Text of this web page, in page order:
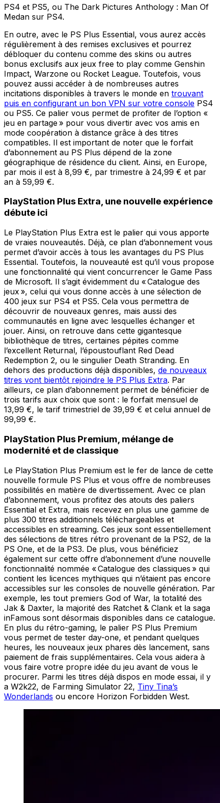
PS4 et PS5, ou The Dark Pictures Anthology : Man Of
Medan sur PS4.
En outre, avec le PS Plus Essential, vous aurez accès
régulièrement à des remises exclusives et pourrez
débloquer du contenu comme des skins ou autres
bonus exclusifs aux jeux free to play comme Genshin
Impact, Warzone ou Rocket League. Toutefois, vous
pouvez aussi accéder à de nombreuses autres
incitations disponibles à travers le monde en trouvant
puis en configurant un bon VPN sur votre console PS4
ou PS5. Ce palier vous permet de profiter de l’option «
jeu en partage » pour vous divertir avec vos amis en
mode coopération à distance grâce à des titres
compatibles. Il est important de noter que le forfait
d’abonnement au PS Plus dépend de la zone
géographique de résidence du client. Ainsi, en Europe,
par mois il est à 8,99 €, par trimestre à 24,99 € et par
an à 59,99 €.
PlayStation Plus Extra, une nouvelle expérience
débute ici
Le PlayStation Plus Extra est le palier qui vous apporte
de vraies nouveautés. Déjà, ce plan d’abonnement vous
permet d’avoir accès à tous les avantages du PS Plus
Essential. Toutefois, la nouveauté est qu’il vous propose
une fonctionnalité qui vient concurrencer le Game Pass
de Microsoft. Il s’agit évidemment du « Catalogue des
jeux », celui qui vous donne accès à une sélection de
400 jeux sur PS4 et PS5. Cela vous permettra de
découvrir de nouveaux genres, mais aussi des
communautés en ligne avec lesquelles échanger et
jouer. Ainsi, on retrouve dans cette gigantesque
bibliothèque de titres, certaines pépites comme
l’excellent Returnal, l’époustouflant Red Dead
Redemption 2, ou le singulier Death Stranding. En
dehors des productions déjà disponibles, de nouveaux
titres vont bientôt rejoindre le PS Plus Extra. Par
ailleurs, ce plan d’abonnement permet de bénéficier de
trois tarifs aux choix que sont : le forfait mensuel de
13,99 €, le tarif trimestriel de 39,99 € et celui annuel de
99,99 €.
PlayStation Plus Premium, mélange de
modernité et de classique
Le PlayStation Plus Premium est le fer de lance de cette
nouvelle formule PS Plus et vous offre de nombreuses
possibilités en matière de divertissement. Avec ce plan
d’abonnement, vous profitez des atouts des paliers
Essential et Extra, mais recevez en plus une gamme de
plus 300 titres additionnels téléchargeables et
accessibles en streaming. Ces jeux sont essentiellement
des sélections de titres rétro provenant de la PS2, de la
PS One, et de la PS3. De plus, vous bénéficiez
également sur cette offre d’abonnement d’une nouvelle
fonctionnalité nommée « Catalogue des classiques » qui
contient les licences mythiques qui n’étaient pas encore
accessibles sur les consoles de nouvelle génération. Par
exemple, les tout premiers God of War, la totalité des
Jak & Daxter, la majorité des Ratchet & Clank et la saga
inFamous sont désormais disponibles dans ce catalogue.
En plus du rétro-gaming, le palier PS Plus Premium
vous permet de tester day-one, et pendant quelques
heures, les nouveaux jeux phares dès lancement, sans
paiement de frais supplémentaires. Cela vous aidera à
vous faire votre propre idée du jeu avant de vous le
procurer. Parmi les titres déjà dispos en mode essai, il y
a W2k22, de Farming Simulator 22, Tiny Tina’s
Wonderlands ou encore Horizon Forbidden West.